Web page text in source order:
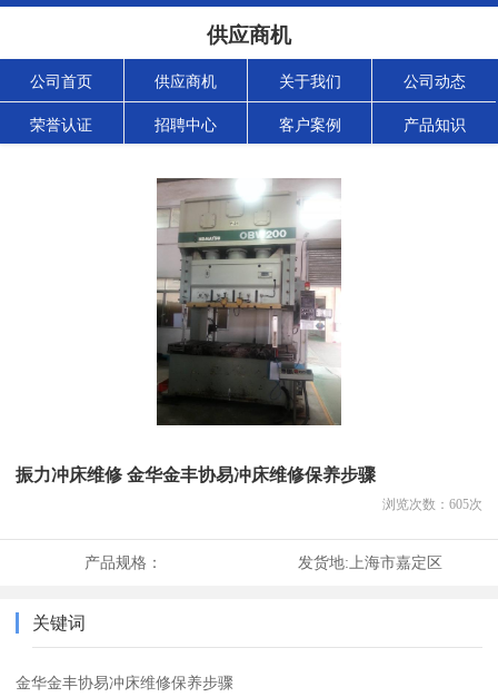
供应商机
公司首页 供应商机 关于我们 公司动态
荣誉认证 招聘中心 客户案例 产品知识
振力冲床维修 金华金丰协易冲床维修保养步骤
浏览次数： 605次
产品规格： 发货地: 上海市嘉定区
关键词
金华金丰协易冲床维修保养步骤